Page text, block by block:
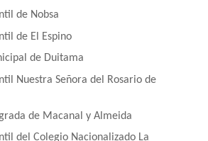
de Nobsa
de El Espino
de Duitama
Nuestra Señora del Rosario de
de Macanal y Almeida
del Colegio Nacionalizado La